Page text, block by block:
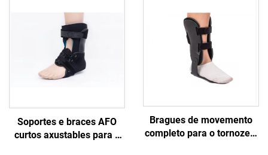
Soportes e braces AFO
curtos axustables para o
Bragues de movemento
completo para o tornozelo